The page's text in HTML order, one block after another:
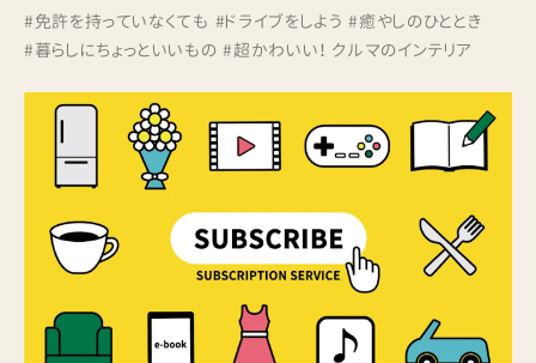
#免許を持っていなくても #ドライブをしよう #癒やしのひととき
#暮らしにちょっといいもの #超かわいい！ クルマのインテリア